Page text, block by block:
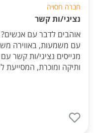
חברה חסויה
נציגי/ות קשר
אוהבים לדבר עם
עם משמעות, באווירה
מגייסים נציגי/ות קשר
ותיקה ומוכרת, המסייעת